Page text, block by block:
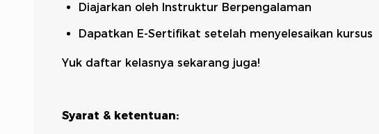
Diajarkan oleh Instruktur Berpengalaman
Dapatkan E-Sertifikat setelah menyelesaikan kursus
Yuk daftar kelasnya sekarang juga!
Syarat & ketentuan: